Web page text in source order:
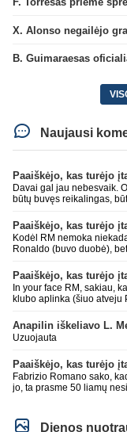
B. Guimaraesas
Naujausi
Davai gal jau nebesvaik.
būtų buvęs reikalingas,
Kodėl RM nemoka
Ronaldo (buvo duobė),
laimėti La Liga. Dabar vėl
nereikia mums jo, senas ir
be kvailų nereikia,
In your face RM, sakiau,
klubo aplinka (šiuo atveju
Super
Anapilin iškeliavo L.
Uzuojauta
Fabrizio Romano sako,
jo, ta prasme 50 liamų
Dienos